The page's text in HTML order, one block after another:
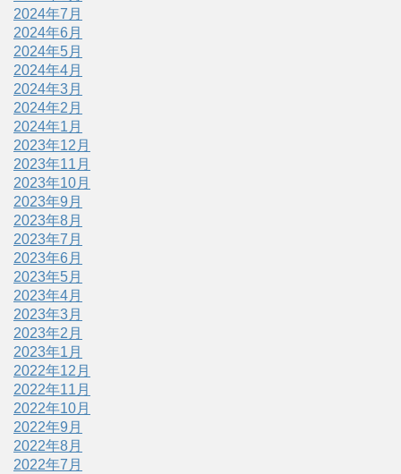
2024年7月
2024年6月
2024年5月
2024年4月
2024年3月
2024年2月
2024年1月
2023年12月
2023年11月
2023年10月
2023年9月
2023年8月
2023年7月
2023年6月
2023年5月
2023年4月
2023年3月
2023年2月
2023年1月
2022年12月
2022年11月
2022年10月
2022年9月
2022年8月
2022年7月